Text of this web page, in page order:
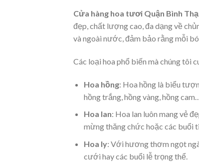
Cửa hàng hoa tươi Quận Bình
đẹp, chất lượng cao, đa dạng về
và ngoài nước, đảm bảo rằng mỗi
Các loại hoa phổ biến mà chúng tôi
Hoa hồng: Hoa hồng là biểu
hồng trắng, hồng vàng, hồng
Hoa lan: Hoa lan luôn mang vẻ
mừng thăng chức hoặc các buổi
Hoa ly: Với hương thơm ngọt
cưới hay các buổi lễ trọng thể.